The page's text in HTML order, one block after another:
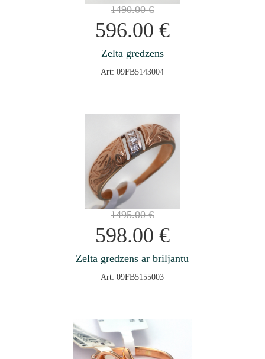
1490.00€
596.00 €
Zelta gredzens
Art: 09FB5143004
1495.00€
598.00 €
Zelta gredzens ar briljantu
Art: 09FB5155003